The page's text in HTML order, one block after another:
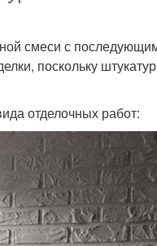
смеси с
поскольку
отделочных работ: